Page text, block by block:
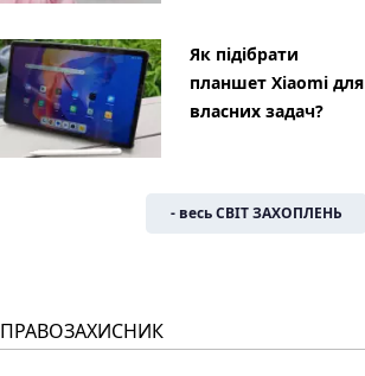
Як підібрати
планшет Xiaomi для
власних задач?
- весь СВІТ ЗАХОПЛЕНЬ
ПРАВОЗАХИСНИК